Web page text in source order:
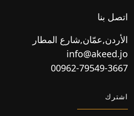
اتصل بنا
الأردن,عمّان,شارع المطار
info@akeed.jo
00962-79549-3667
اشترك